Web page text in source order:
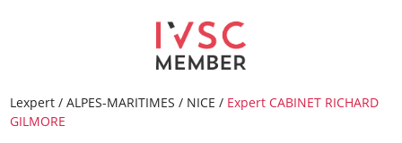
Lexpert /ALPES-MARITIMES / NICE / Expert CABINET RICHARD
GILMORE